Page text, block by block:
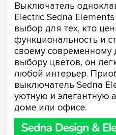
Выключатель
Electric Sedna
выбор для тех, кто
функциональность и
своему
выбору цветов, он
любой интерьер.
выключатель Sedna
уютную и элегантную
доме или офисе.